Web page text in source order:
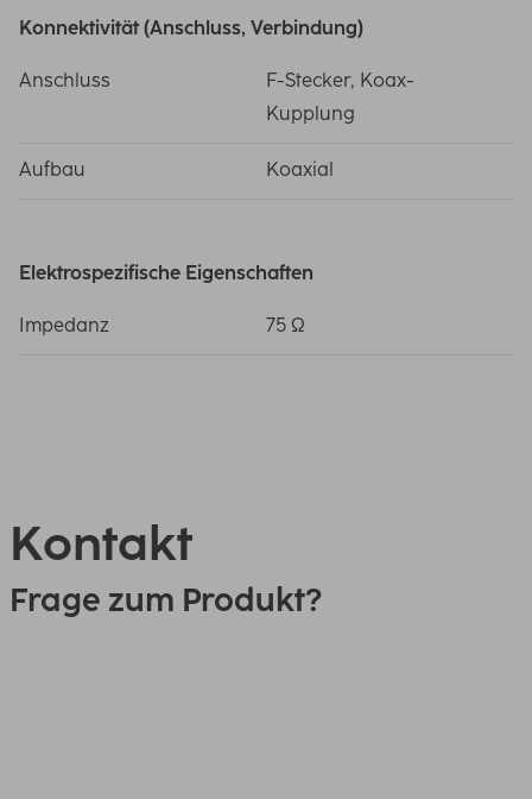
Konnektivität (Anschluss, Verbindung)
Anschluss
F-Stecker, Koax-
Kupplung
Aufbau Koaxial
Elektrospezifische Eigenschaften
Impedanz 75 Ω
Kontakt
Frage zum Produkt?